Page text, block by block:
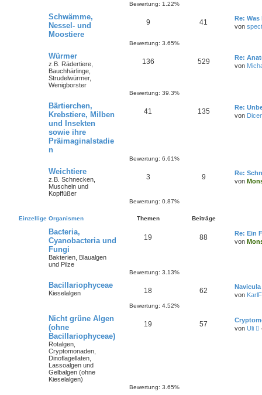
Bewertung: 1.22%
Schwämme,
Nessel- und
Moostiere
9 41
Re:
von
Bewertung: 3.65%
Würmer
z.B. Rädertiere,
Bauchhärlinge,
Strudelwürmer,
Wenigborster
136 529
Re:
von
Bewertung: 39.3%
Bärtierchen,
Krebstiere, Milben
und Insekten
sowie ihre
Präimaginalstadie
n
41 135
Re:
von
Bewertung: 6.61%
Weichtiere
z.B. Schnecken,
Muscheln und
Kopffüßer
3 9
Re:
von
Bewertung: 0.87%
Einzellige Organismen Themen Beiträge
Bacteria,
Cyanobacteria und
Fungi
Bakterien, Blaualgen
und Pilze
19 88
Re: Ein
von
Bewertung: 3.13%
Bacillariophyceae
Kieselalgen 18 62
von
Bewertung: 4.52%
Nicht grüne Algen
(ohne
Bacillariophyceae)
Rotalgen,
Cryptomonaden,
Dinoflagellaten,
Lassoalgen und
Gelbalgen (ohne
Kieselalgen)
19 57
von Uli
Bewertung: 3.65%